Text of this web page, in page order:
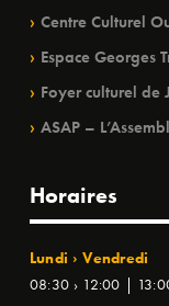
Centre Culturel
Espace Georges
Foyer culturel
ASAP –
Horaires
Lundi › Vendredi
08:30 › 12:00 |